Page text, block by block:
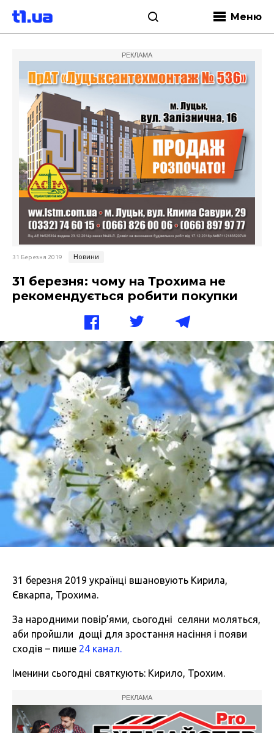
Меню
РЕКЛАМА
31 Березня 2019 Новини
31 березня: чому на Трохима не
рекомендується робити покупки
31 березня 2019 українці вшановують Кирила,
Євкарпа, Трохима.
За народними повір’ями, сьогодні селяни моляться,
аби пройшли дощі для зростання насіння і появи
сходів – пише 24 канал.
Іменини сьогодні святкують: Кирило, Трохим.
РЕКЛАМА